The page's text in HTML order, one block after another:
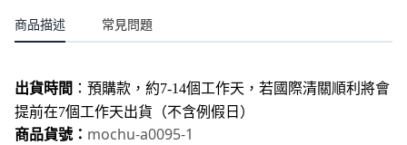
商品描述 常見問題
出貨時間 ： 預購款，約7-14個工作天，若國際清關順利將會
提前在7個工作天出貨（不含例假日）
商品貨號： mochu-a0095-1